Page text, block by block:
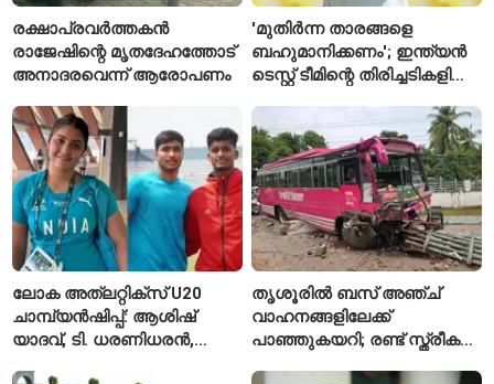
രക്ഷാപ്രവർത്തകൻ
രാജേഷിന്റെ മൃതദേഹത്തോട്
അനാദരവെന്ന് ആരോപണം
'മുതിർന്ന താരങ്ങളെ
ബഹുമാനിക്കണം'; ഇന്ത്യൻ
ടെസ്റ്റ് ടീമിന്റെ തിരിച്ചടികളിൽ
രഹാനെ
ലോക അത്‌ലറ്റിക്സ് U20
ചാമ്പ്യൻഷിപ്പ്: ആശിഷ്
യാദവ്, ടി. ധരണിധരൻ,
തൃശൂരിൽ ബസ് അഞ്ച്
വാഹനങ്ങളിലേക്ക്
പാഞ്ഞുകയറി; രണ്ട് സ്ത്രീകൾ